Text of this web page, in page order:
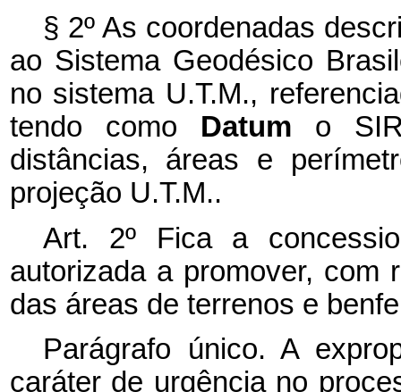
§ 2º As coordenadas
ao Sistema Geodésico
no sistema U.T.M.,
tendo como Datum o
distâncias, áreas e
projeção U.T.M..
Art. 2º Fica a
autorizada a promover, com
das áreas de terrenos e
Parágrafo único. A
caráter de urgência no